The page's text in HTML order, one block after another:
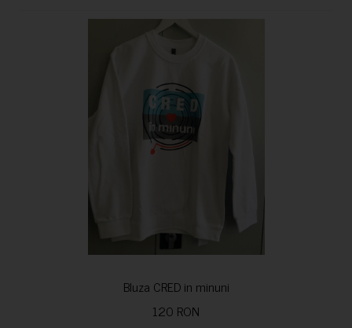
Bluza CRED in minuni
120 RON